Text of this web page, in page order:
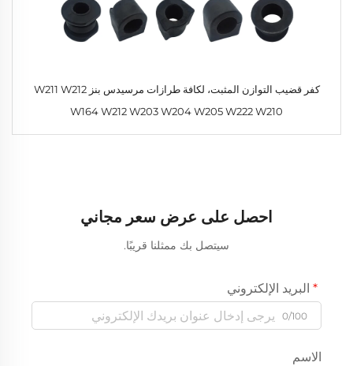
كفر قضيب التوازن المثبت، لكافة طرازات مرسيدس بنز W211 W212
W164 W212 W203 W204 W205 W222 W210
احصل على عرض سعر مجاني
سيتصل بك ممثلنا قريبًا.
البريد الإلكتروني
0/100
الاسم